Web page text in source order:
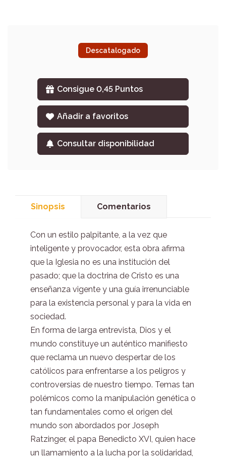
Descatalogado
Consigue 0,45 Puntos
Añadir a favoritos
Consultar disponibilidad
Sinopsis Comentarios
Con un estilo palpitante, a la vez que
inteligente y provocador, esta obra afirma
que la Iglesia no es una institución del
pasado; que la doctrina de Cristo es una
enseñanza vigente y una guía irrenunciable
para la existencia personal y para la vida en
sociedad.
En forma de larga entrevista, Dios y el
mundo constituye un auténtico manifiesto
que reclama un nuevo despertar de los
católicos para enfrentarse a los peligros y
controversias de nuestro tiempo. Temas tan
polémicos como la manipulación genética o
tan fundamentales como el origen del
mundo son abordados por Joseph
Ratzinger, el papa Benedicto XVI, quien hace
un llamamiento a la lucha por la solidaridad,